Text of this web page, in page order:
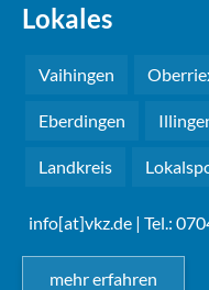
Lokales
Vaihingen
Eberdingen
Landkreis
info[at]vkz.de | Tel.:
mehr erfahren